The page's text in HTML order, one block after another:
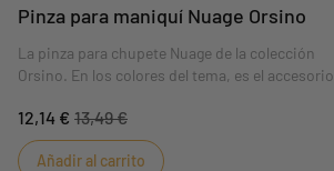
Pinza para maniquí Nuage Orsino
La pinza para chupete Nuage de la colección
Orsino. En los colores del tema, es el accesorio
pellizque los dedos, gracias a su enganche
especialmente diseñado para bebés.
12,14 € 13,49 €
Añadir al carrito